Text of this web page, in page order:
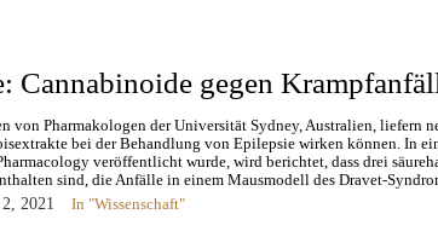
Cannabinoide gegen
von Pharmakologen der Universität Sydney, Australien, liefern
bei der Behandlung von Epilepsie wirken können. In
veröffentlicht wurde, wird berichtet, dass drei
sind, die Anfälle in einem Mausmodell des Dravet-
2021
In "Wissenschaft"